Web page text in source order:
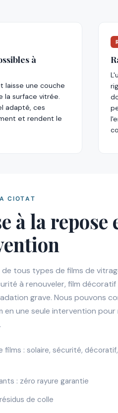
à
laisse une couche
surface vitrée.
adapté, ces
et rendent le
CIOTAT
à la repose
tous types de films de
à renouveler, film
grave. Nous pouvons
une seule intervention pour
films : solaire, sécurité,
: zéro rayure garantie
de colle